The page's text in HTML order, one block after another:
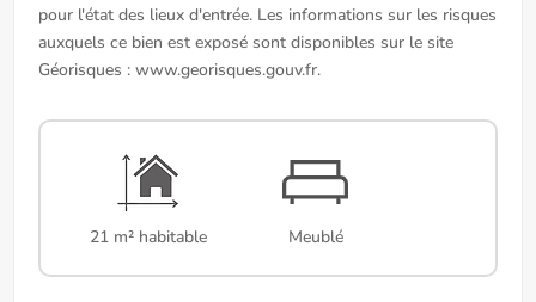
pour l'état des lieux d'entrée. Les informations sur les risques
auxquels ce bien est exposé sont disponibles sur le site
Géorisques : www.georisques.gouv.fr.
21 m² habitable Meublé